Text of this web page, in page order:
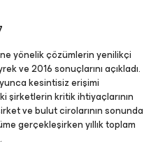
yönelik çözümlerin yenilikçi
ve 2016 sonuçlarını açıkladı.
kesintisiz erişimi
şirketlerin kritik ihtiyaçlarının
ve bulut cirolarının sonunda
gerçekleşirken yıllık toplam